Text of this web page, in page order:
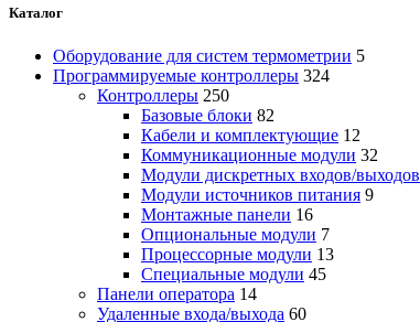
Каталог
Оборудование для систем термометрии 5
Программируемые контроллеры 324
Контроллеры 250
Базовые блоки 82
Кабели и комплектующие 12
Коммуникационные модули 32
Модули дискретных входов/выходов
Модули источников питания 9
Монтажные панели 16
Опциональные модули 7
Процессорные модули 13
Специальные модули 45
Панели оператора 14
Удаленные входа/выхода 60